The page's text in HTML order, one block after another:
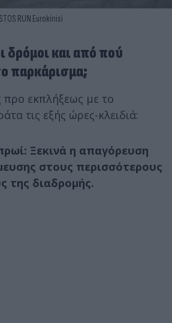
RUN Eurokinisi
δρόμοι και από πού
παρκάρισμα;
προ εκπλήξεως με το
τις εξής ώρες-κλειδιά:
Ξεκινά η απαγόρευση
στους περισσότερους
της διαδρομής.